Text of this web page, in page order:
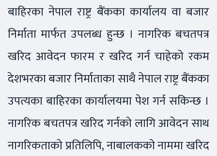
बाहिरका नेपाल राष्ट्र बैंकका कार्यालय वा बजार
निर्माता मार्फत उपलब्ध हुन्छ । नागरिक बचतपत्र
खरिद आवेदन फारम र खरिद गर्न चाहेको रकम
देशभरका बजार निर्माताका साथै नेपाल राष्ट्र बैंकका
उपत्यका बाहिरका कार्यालयमा पेश गर्न सकिन्छ ।
नागरिक बचतपत्र खरिद गर्नको लागि आवेदन साथ
नागरिकताको प्रतिलिपि, नाबालकको नाममा खरिद